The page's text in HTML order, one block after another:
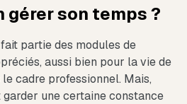
gérer son temps ?
fait partie des modules de
aussi bien pour la vie de
cadre professionnel. Mais,
une certaine constance